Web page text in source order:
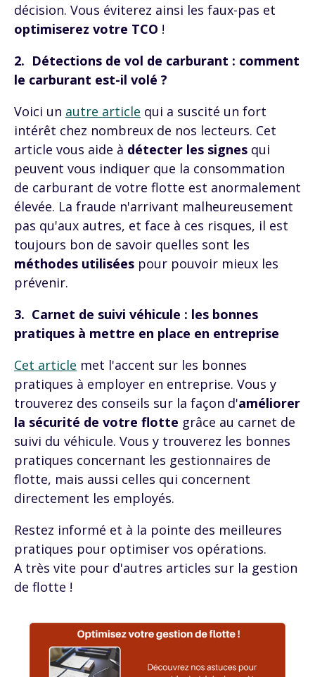
décision. Vous éviterez ainsi les faux-pas et
optimiserez votre TCO !
2. Détections de vol de carburant : comment
le carburant est-il volé ?
Voici un autre article qui a suscité un fort
intérêt chez nombreux de nos lecteurs. Cet
article vous aide à détecter les signes qui
peuvent vous indiquer que la consommation
de carburant de votre flotte est anormalement
élevée. La fraude n'arrivant malheureusement
pas qu'aux autres, et face à ces risques, il est
toujours bon de savoir quelles sont les
méthodes utilisées pour pouvoir mieux les
prévenir.
3. Carnet de suivi véhicule : les bonnes
pratiques à mettre en place en entreprise
Cet article met l'accent sur les bonnes
pratiques à employer en entreprise. Vous y
trouverez des conseils sur la façon d'améliorer
la sécurité de votre flotte grâce au carnet de
suivi du véhicule. Vous y trouverez les bonnes
pratiques concernant les gestionnaires de
flotte, mais aussi celles qui concernent
directement les employés.
Restez informé et à la pointe des meilleures
pratiques pour optimiser vos opérations.
A très vite pour d'autres articles sur la gestion
de flotte !